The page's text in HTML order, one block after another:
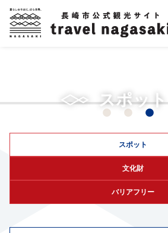
スポット
スポット
文化財
バリアフリー